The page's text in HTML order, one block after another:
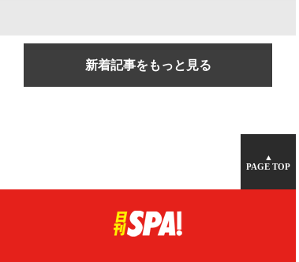
新着記事をもっと見る
▲
PAGE TOP